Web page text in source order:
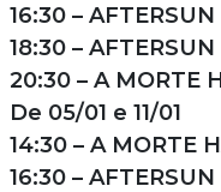
16:30 –
18:30 –
20:30 – A MORTE
De 05/01 e 11/01
14:30 – A MORTE
16:30 –